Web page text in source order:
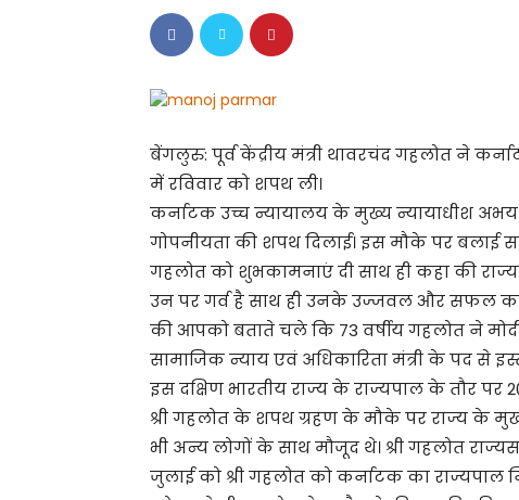
बेंगलुरु: पूर्व केंद्रीय मंत्री थावरचंद गहलोत ने
में रविवार को शपथ ली।
कर्नाटक उच्च न्यायालय के मुख्य न्यायाधीश अभय
गोपनीयता की शपथ दिलाई। इस मौके पर बलाई
गहलोत को शुभकामनाएं दी साथ ही कहा की
उन पर गर्व है साथ ही उनके उज्जवल और सफल
की आपको बताते चले कि 73 वर्षीय गहलोत ने
सामाजिक न्याय एवं अधिकारिता मंत्री के पद से
इस दक्षिण भारतीय राज्य के राज्यपाल के तौर पर
श्री गहलोत के शपथ ग्रहण के मौके पर राज्य के
भी अन्य लोगों के साथ मौजूद थे। श्री गहलोत
जुलाई को श्री गहलोत को कर्नाटक का राज्यपाल